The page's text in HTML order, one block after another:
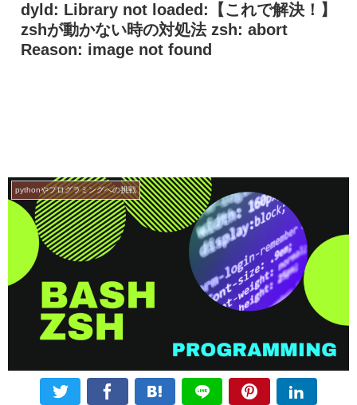
dyld: Library not loaded:【これで解決！】
zshが動かない時の対処法 zsh: abort
Reason: image not found
pythonやプログラミングへの挑戦